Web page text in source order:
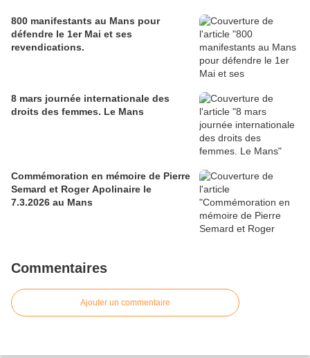
800 manifestants au Mans pour
défendre le 1er Mai et ses
revendications.
8 mars journée internationale des
droits des femmes. Le Mans
Commémoration en mémoire de Pierre
Semard et Roger Apolinaire le
7.3.2026 au Mans
Commentaires
Ajouter un commentaire